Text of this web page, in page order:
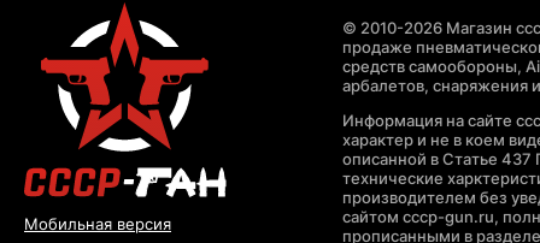
Мобильная версия
© 2010-2026 Магазин
продаже
средств самообороны,
арбалетов, снаряжения
Информация на сайте
характер и не в коем
описанной в Статье 437
технические
производителем без
сайтом cccp-gun.ru,
прописанными в